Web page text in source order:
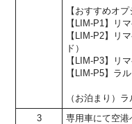
【おすすめオ
【LIM-P1】リ
【LIM-P2】リ
ド）
【LIM-P3】リ
【LIM-P5】ラ
（お泊まり）
3
専用車にて空港